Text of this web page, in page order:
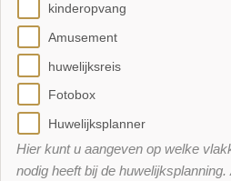
kinderopvang
Amusement
huwelijksreis
Fotobox
Huwelijksplanner
Hier kunt u aangeven op welke
nodig heeft bij de